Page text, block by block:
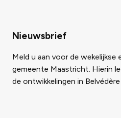
Nieuwsbrief
Meld u aan voor de wekelijkse
gemeente Maastricht. Hierin
de ontwikkelingen in